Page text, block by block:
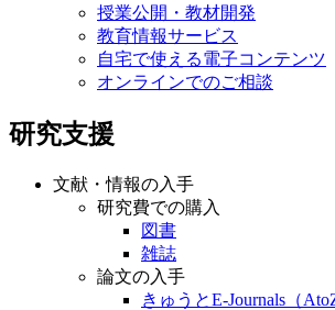
授業公開・教材開発
教育情報サービス
自宅で使える電子コンテンツ
オンラインでのご相談
研究支援
文献・情報の入手
研究費での購入
図書
雑誌
論文の入手
きゅうとE-Journals（